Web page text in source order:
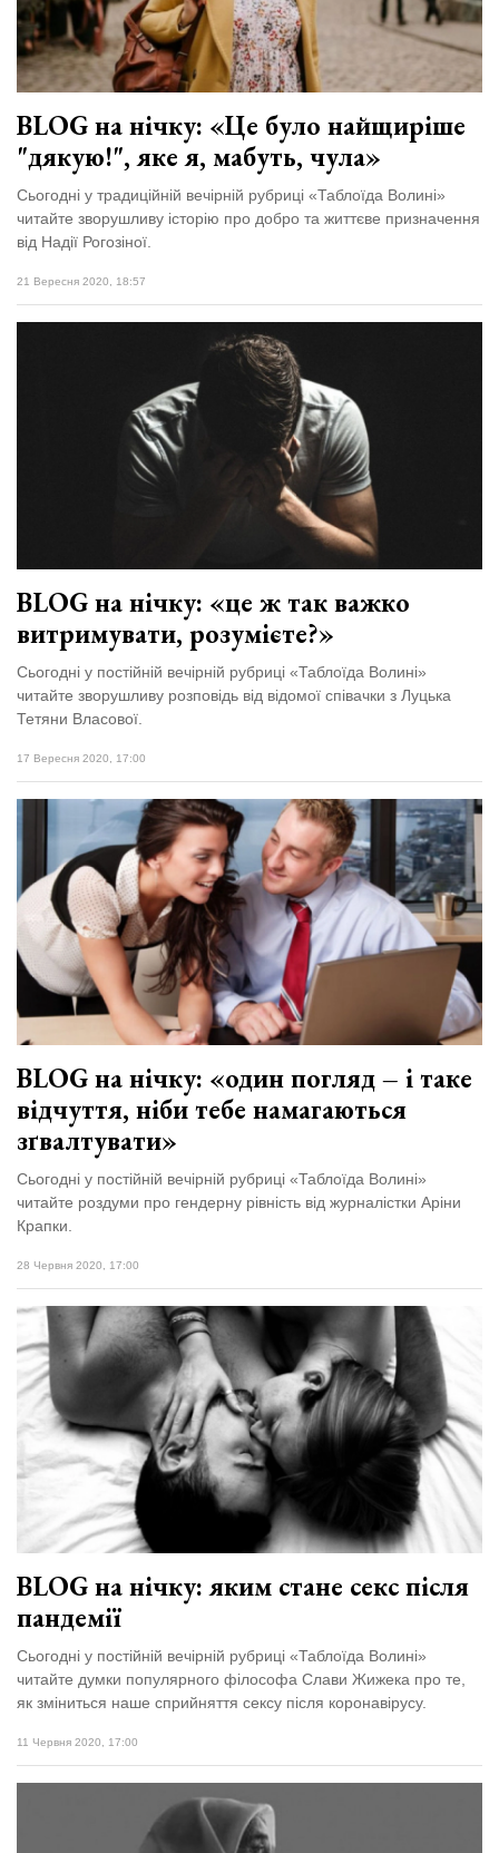
XIX
Спартакіада
VolWe...
29 Липня 2026
573 переглядів
Персона
Лайф
Контакти
BLOG на нічку: «Це було найщиріше
"дякую!", яке я, мабуть, чула»
Сьогодні у традиційній вечірній рубриці «Таблоїда Волині»
читайте зворушливу історію про добро та життєве призначення
від Надії Рогозіної.
21 Вересня 2020, 18:57
BLOG на нічку: «це ж так важко
витримувати, розумієте?»
Сьогодні у постійній вечірній рубриці «Таблоїда Волині»
читайте зворушливу розповідь від відомої співачки з Луцька
Тетяни Власової.
17 Вересня 2020, 17:00
BLOG на нічку: «один погляд – і таке
відчуття, ніби тебе намагаються
зґвалтувати»
Сьогодні у постійній вечірній рубриці «Таблоїда Волині»
читайте роздуми про гендерну рівність від журналістки Аріни
Крапки.
28 Червня 2020, 17:00
BLOG на нічку: яким стане секс після
пандемії
Сьогодні у постійній вечірній рубриці «Таблоїда Волині»
читайте думки популярного філософа Слави Жижека про те,
як зміниться наше сприйняття сексу після коронавірусу.
11 Червня 2020, 17:00